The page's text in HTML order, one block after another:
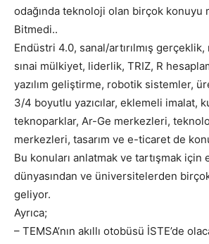
odağında teknoloji olan birçok konuyu
Bitmedi..
Endüstri 4.0, sanal/artırılmış
sınai mülkiyet, liderlik, TRIZ, R
yazılım geliştirme, robotik sistemler,
3/4 boyutlu yazıcılar, eklemeli imalat,
teknoparklar, Ar-Ge merkezleri,
merkezleri, tasarım ve e-ticaret de
Bu konuları anlatmak ve tartışmak için
dünyasından ve üniversitelerden
geliyor.
Ayrıca;
– TEMSA’nın akıllı otobüsü İSTE’de